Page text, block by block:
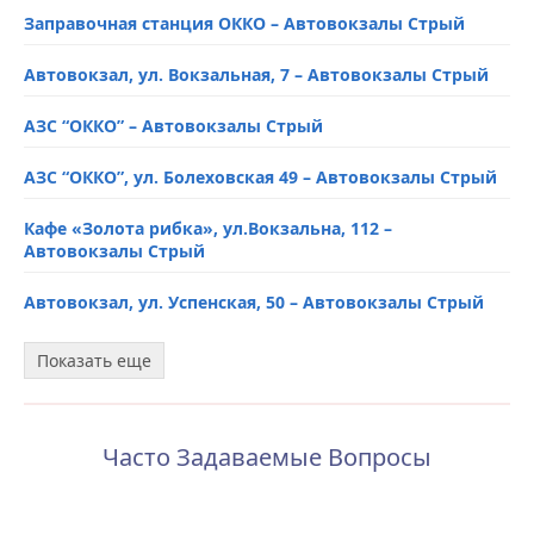
Станция метро “Индустриальная”, автобусный
Харьков
“Восторг”, пр. Героев Харькова, 274В – Автовокзалы
Полтавский Шлях – Автовокзалы Харьков
Шлях, 149/2 – Автовокзалы Харьков
Лозовеньковский пр-т, 8 (Кольцевой путь, 8) –
Автовокзалы Харьков
Заправочная станция ОККО – Автовокзалы Стрый
Автовокзал, ул. Вокзальная, 7 – Автовокзалы Стрый
АЗС “ОККО” – Автовокзалы Стрый
АЗС “ОККО”, ул. Болеховская 49 – Автовокзалы Стрый
Кафе «Золота рибка», ул.Вокзальна, 112 –
Автовокзалы Стрый
Автовокзал, ул. Успенская, 50 – Автовокзалы Стрый
Автовокзал, ул. Ивана Багряного, 4 – Автовокзалы
Стрый
Автовокзалы Стрый
Показать еще
Часто Задаваемые Вопросы